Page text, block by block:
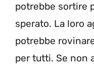
potrebbe sortire
sperato. La loro
potrebbe
per tutti. Se non